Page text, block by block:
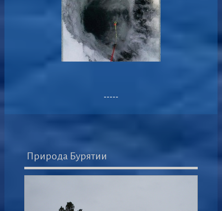
-----
Природа Бурятии